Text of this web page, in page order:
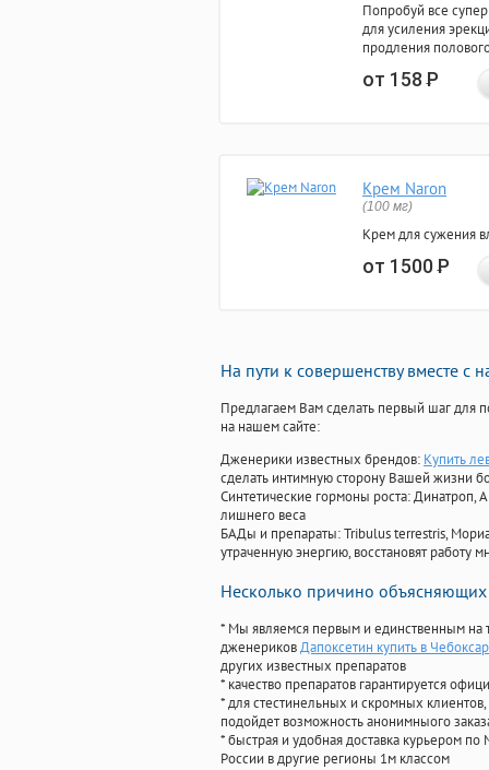
Попробуй все
для усиления
продления
от 158Р
Крем Naron
(100 мг)
Крем для сужения
от 1500Р
На пути к совершенству вместе с
Предлагаем Вам сделать первый шаг для
на нашем сайте:
Дженерики известных брендов: Купить
сделать интимную сторону Вашей жизни
Синтетические гормоны роста: Динатроп,
лишнего веса
БАДы и препараты:Tribulus terrestris,
утраченную энергию, восстановят работу
Несколько причино
* Мы являемся первым и единственным на
дженериковДапоксетин купить в
других известных препаратов
* качество препаратов гарантируется
* для стестинельных и скромных
подойдет возможность анонимныого
* быстрая и удобная доставка курьером
России в другие регионы 1м классом